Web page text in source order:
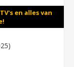
en alles van